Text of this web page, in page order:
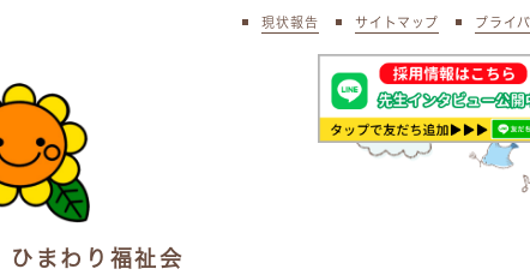
現状報告 サイトマップ プライ
ひまわり福祉会